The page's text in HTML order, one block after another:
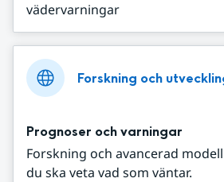
vädervarningar
Forskning och
Prognoser och varningar
Forskning och avancerad
du ska veta vad som väntar.